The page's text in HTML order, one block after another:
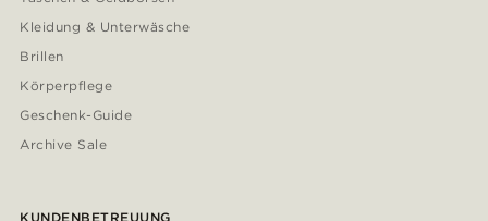
Kleidung & Unterwäsche
Brillen
Körperpflege
Geschenk-Guide
Archive Sale
KUNDENBETREUUNG